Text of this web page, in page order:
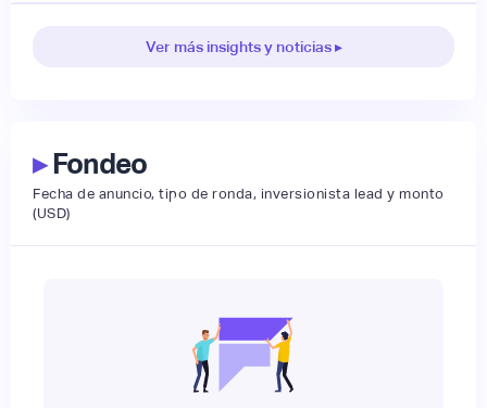
Ver más insights y noticias ▸
▸Fondeo
Fecha de anuncio, tipo de ronda, inversionista lead y monto
(USD)